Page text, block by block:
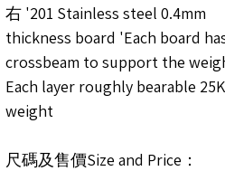
右 '201 Stainless steel 0.4mm
thickness board 'Each board
crossbeam to support the
Each layer roughly bearable
weight
尺碼及售價Size and Price：